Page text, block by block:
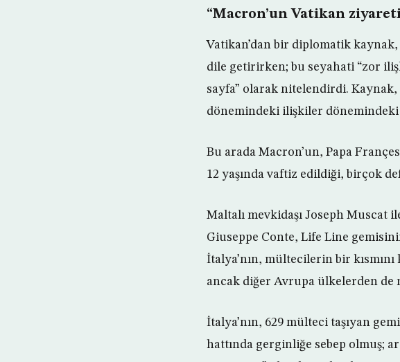
“Macron’un Vatikan
Vatikan’dan bir diplomatik
dile getirirken; bu seyahati “zor
sayfa” olarak nitelendirdi.
dönemindeki ilişkiler dönemindeki
Bu arada Macron’un, Papa
12 yaşında vaftiz edildiği, birçok
Maltalı mevkidaşı Joseph Muscat
Giuseppe Conte, Life Line
İtalya’nın, mültecilerin bir
ancak diğer Avrupa ülkelerden de
İtalya’nın, 629 mülteci taşıyan
hattında gerginliğe sebep olmuş;